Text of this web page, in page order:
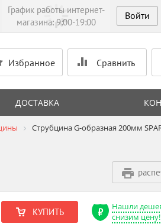
График работы интернет-
магазина: 9:00-19:00
Войти
Избранное Сравнить
ДОСТАВКА
Струбцина G-образная 200мм
КУПИТЬ
Нашли
снизим цену!